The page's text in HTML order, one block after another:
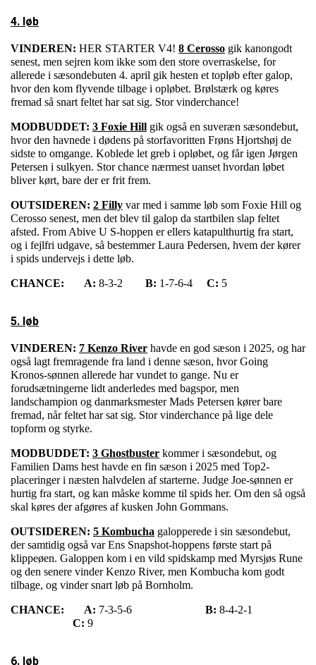
4. løb
VINDEREN: HER STARTER V4! 8 Cerosso gik kanongodt
senest, men sejren kom ikke som den store overraskelse, for
allerede i sæsondebuten 4. april gik hesten et topløb efter galop,
hvor den kom flyvende tilbage i opløbet. Brølstærk og køres
fremad så snart feltet har sat sig. Stor vinderchance!
MODBUDDET: 3 Foxie Hill gik også en suveræn sæsondebut,
hvor den havnede i dødens på storfavoritten Frøns Hjortshøj de
sidste to omgange. Koblede let greb i opløbet, og får igen Jørgen
Petersen i sulkyen. Stor chance nærmest uanset hvordan løbet
bliver kørt, bare der er frit frem.
OUTSIDEREN: 2 Filly var med i samme løb som Foxie Hill og
Cerosso senest, men det blev til galop da startbilen slap feltet
afsted. From Abive U S-hoppen er ellers katapulthurtig fra start,
og i fejlfri udgave, så bestemmer Laura Pedersen, hvem der kører
i spids undervejs i dette løb.
CHANCE: A: 8-3-2 B: 1-7-6-4 C: 5
5. løb
VINDEREN: 7 Kenzo River havde en god sæson i 2025, og har
også lagt fremragende fra land i denne sæson, hvor Going
Kronos-sønnen allerede har vundet to gange. Nu er
forudsætningerne lidt anderledes med bagspor, men
landschampion og danmarksmester Mads Petersen kører bare
fremad, når feltet har sat sig. Stor vinderchance på lige dele
topform og styrke.
MODBUDDET: 3 Ghostbuster kommer i sæsondebut, og
Familien Dams hest havde en fin sæson i 2025 med Top2-
placeringer i næsten halvdelen af starterne. Judge Joe-sønnen er
hurtig fra start, og kan måske komme til spids her. Om den så også
skal køres der afgøres af kusken John Gommans.
OUTSIDEREN: 5 Kombucha galopperede i sin sæsondebut,
der samtidig også var Ens Snapshot-hoppens første start på
klippeøen. Galoppen kom i en vild spidskamp med Myrsjøs Rune
og den senere vinder Kenzo River, men Kombucha kom godt
tilbage, og vinder snart løb på Bornholm.
CHANCE: A: 7-3-5-6 B: 8-4-2-1
C: 9
6. løb